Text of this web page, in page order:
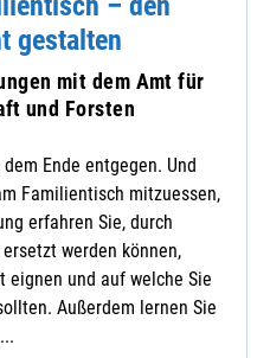
gestalten
mit dem Amt für
und Forsten
Ende entgegen. Und
Familientisch mitzuessen,
erfahren Sie, durch
werden können,
und auf welche Sie
Außerdem lernen Sie